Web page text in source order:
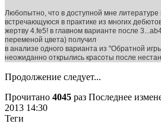
Любопытно, что в доступной мне литературе
встречающуюся в практике из многих
жертву 4.fe5! в главном варианте после
переменой цвета) получил
в анализе одного варианта из "Обратной
неожиданно открылись красоты после
Продолжение следует...
Прочитано 4045 раз Последнее
2013 14:30
Теги